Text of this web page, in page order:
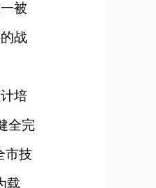
被
战
培
全完
市技
载